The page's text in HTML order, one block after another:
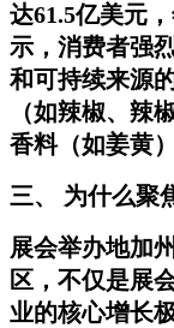
达61.5亿美元
示，消费者强
和可持续来源
（如辣椒、辣
香料（如姜黄
三、 为什么聚
展会举办地加
区，不仅是展
业的核心增长